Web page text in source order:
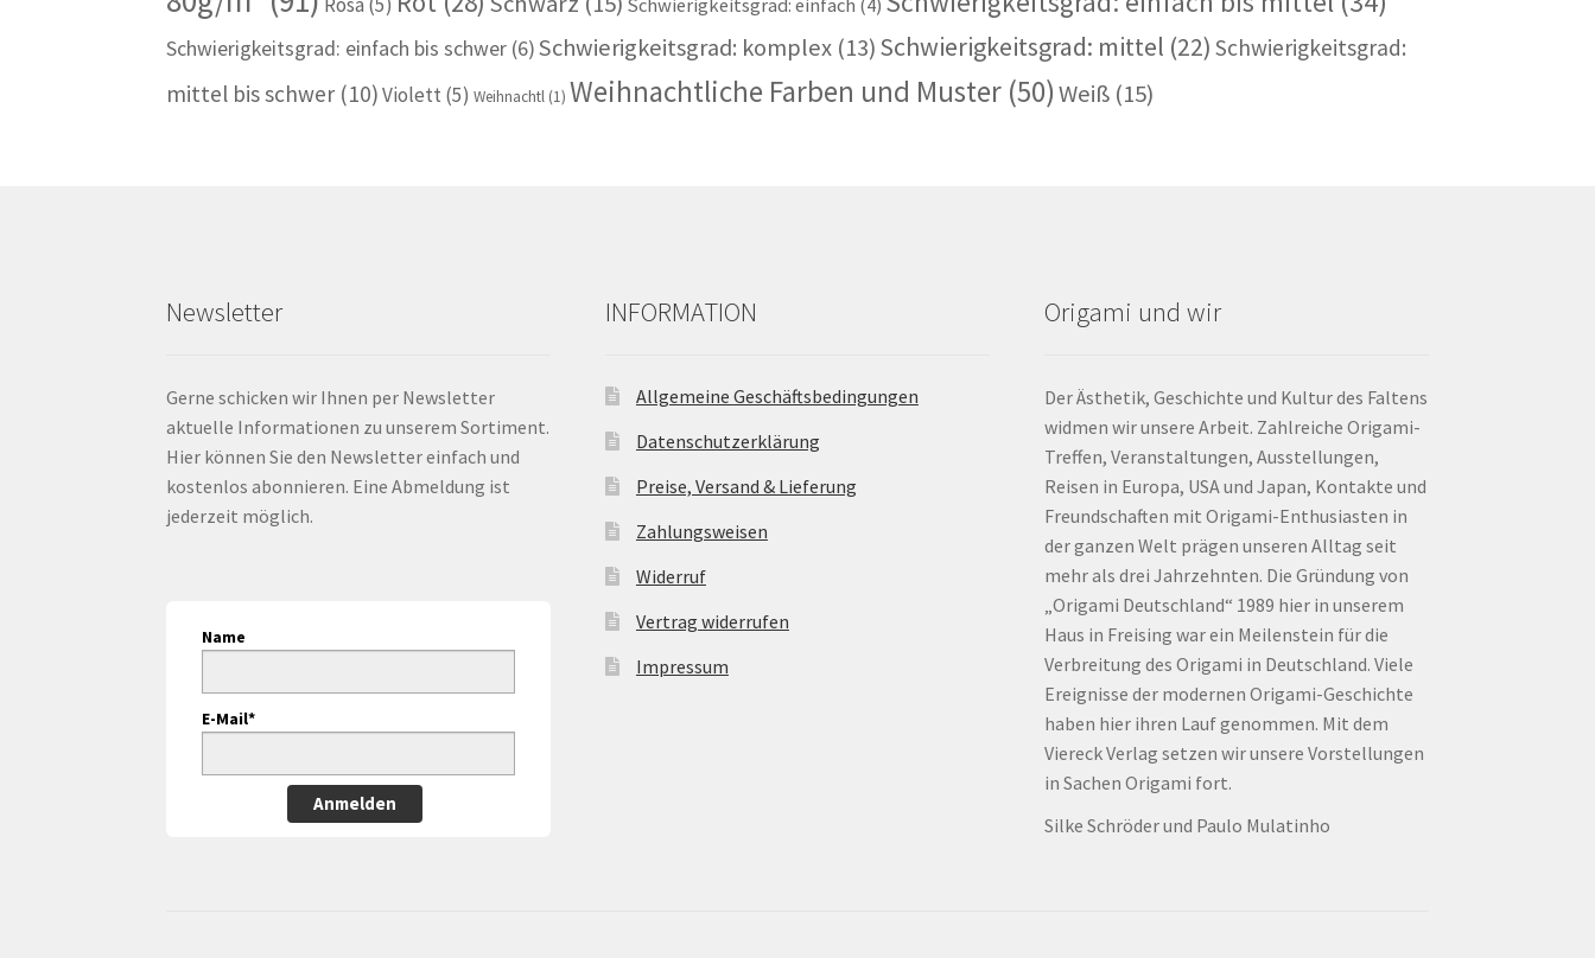
Schwierigkeitsgrad: einfach (4)
Schwierigkeitsgrad: einfach bis schwer (6)Schwierigkeitsgrad: komplex (13)Schwierigkeitsgrad: mittel (22) Schwierigkeitsgrad:
mittel bis schwer (10)Violett (5) Weihnachtl (1) Weihnachtliche Farben und Muster (50)Weiß (15)
Newsletter
Gerne schicken wir Ihnen per Newsletter
aktuelle Informationen zu unserem Sortiment.
Hier können Sie den Newsletter einfach und
kostenlos abonnieren. Eine Abmeldung ist
jederzeit möglich.
Name
E-Mail*
Anmelden
INFORMATION
Allgemeine Geschäftsbedingungen
Datenschutzerklärung
Preise, Versand & Lieferung
Zahlungsweisen
Widerruf
Vertrag widerrufen
Impressum
Origami und wir
Der Ästhetik, Geschichte und Kultur des Faltens
widmen wir unsere Arbeit. Zahlreiche Origami-
Treffen, Veranstaltungen, Ausstellungen,
Reisen in Europa, USA und Japan, Kontakte und
Freundschaften mit Origami-Enthusiasten in
der ganzen Welt prägen unseren Alltag seit
mehr als drei Jahrzehnten. Die Gründung von
„Origami Deutschland“ 1989 hier in unserem
Haus in Freising war ein Meilenstein für die
Verbreitung des Origami in Deutschland. Viele
Ereignisse der modernen Origami-Geschichte
haben hier ihren Lauf genommen. Mit dem
Viereck Verlag setzen wir unsere Vorstellungen
in Sachen Origami fort.
Silke Schröder und Paulo Mulatinho